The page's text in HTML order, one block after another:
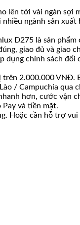
lên tới vài ngàn sợi
ngành sản
D275 là sản
giao đủ và giao
chính sách
2.000.000 VNĐ.
/ Campuchia qua
hơn, cước vận
và tiền mặt.
Hoặc cần hỗ trợ